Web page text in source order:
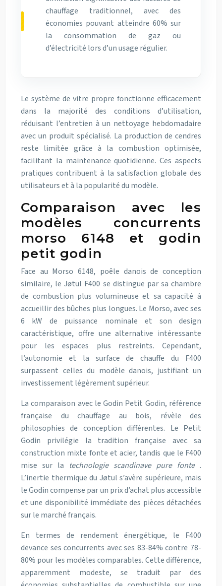
chauffage traditionnel, avec des
économies pouvant atteindre 60% sur
la consommation de gaz ou
d’électricité lors d’un usage régulier.
Le système de vitre propre fonctionne efficacement
dans la majorité des conditions d’utilisation,
réduisant l’entretien à un nettoyage hebdomadaire
avec un produit spécialisé. La production de cendres
reste limitée grâce à la combustion optimisée,
facilitant la maintenance quotidienne. Ces aspects
pratiques contribuent à la satisfaction globale des
utilisateurs et à la popularité du modèle.
Comparaison avec les
modèles concurrents
morso 6148 et godin
petit godin
Face au Morso 6148, poêle danois de conception
similaire, le Jøtul F400 se distingue par sa chambre
de combustion plus volumineuse et sa capacité à
accueillir des bûches plus longues. Le Morso, avec ses
6 kW de puissance nominale et son design
caractéristique, offre une alternative intéressante
pour les espaces plus restreints. Cependant,
l’autonomie et la surface de chauffe du F400
surpassent celles du modèle danois, justifiant un
investissement légèrement supérieur.
La comparaison avec le Godin Petit Godin, référence
française du chauffage au bois, révèle des
philosophies de conception différentes. Le Petit
Godin privilégie la tradition française avec sa
construction mixte fonte et acier, tandis que le F400
mise sur la technologie scandinave pure fonte .
L’inertie thermique du Jøtul s’avère supérieure, mais
le Godin compense par un prix d’achat plus accessible
et une disponibilité immédiate des pièces détachées
sur le marché français.
En termes de rendement énergétique, le F400
devance ses concurrents avec ses 83-84% contre 78-
80% pour les modèles comparables. Cette différence,
apparemment modeste, se traduit par des